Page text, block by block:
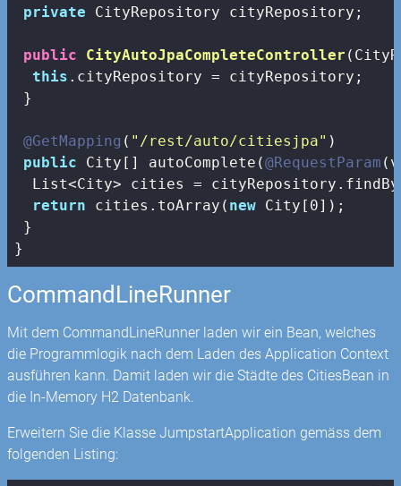
private CityRepository cityRepository;
public CityAutoJpaCompleteController
this .cityRepository = cityRepository;
}
@GetMapping ( "/rest/auto/citiesjpa" )
public City[] autoComplete(@RequestParam
List<City> cities =
return cities.toArray( new City[ 0]);
}
}
CommandLineRunner
Mit dem CommandLineRunner laden wir ein Bean, welches
die Programmlogik nach dem Laden des Application Context
ausführen kann. Damit laden wir die Städte des CitiesBean in
die In-Memory H2 Datenbank.
Erweitern Sie die Klasse JumpstartApplication gemäss dem
folgenden Listing: